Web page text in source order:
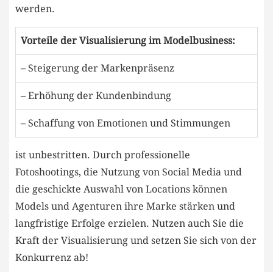
werden.
Vorteile⁣ der Visualisierung im Modelbusiness:
– Steigerung der ​Markenpräsenz
– Erhöhung der Kundenbindung
– Schaffung von Emotionen und Stimmungen
ist unbestritten. Durch‍ professionelle
Fotoshootings, die Nutzung von‍ Social ⁣Media und
die ⁣geschickte Auswahl von Locations⁤ können
Models und Agenturen ihre Marke stärken⁣ und
langfristige Erfolge erzielen.‌ Nutzen auch Sie ​die
Kraft der Visualisierung und setzen Sie sich‍ von der
Konkurrenz ab!